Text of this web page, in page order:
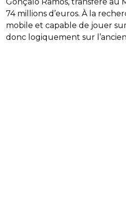
74 millions d’euros. À la
mobile et capable de jouer
donc logiquement sur